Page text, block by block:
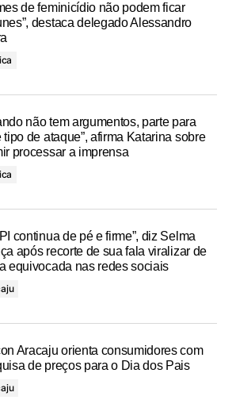
de feminicídio não podem ficar
destaca delegado Alessandro
não tem argumentos, parte para
tipo de ataque”, afirma Katarina sobre
processar a imprensa
continua de pé e firme”, diz Selma
após recorte de sua fala viralizar de
equivocada nas redes sociais
Aracaju orienta consumidores com
de preços para o Dia dos Pais